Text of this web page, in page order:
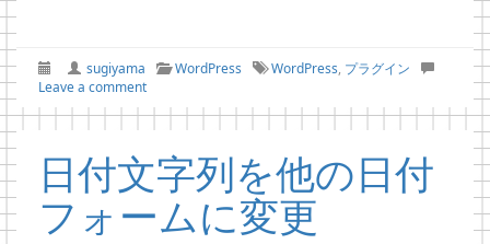
sugiyama WordPress WordPress, プラグイン
Leave a comment
日付文字列を他の日付
フォームに変更